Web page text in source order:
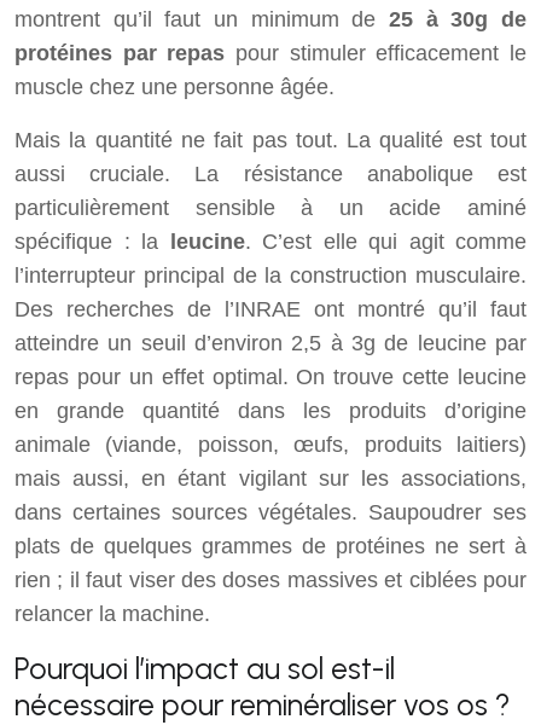
montrent qu’il faut un minimum de 25 à 30g de
protéines par repas pour stimuler efficacement le
muscle chez une personne âgée.
Mais la quantité ne fait pas tout. La qualité est tout
aussi cruciale. La résistance anabolique est
particulièrement sensible à un acide aminé
spécifique : la
leucine. C’est elle qui agit comme
l’interrupteur principal de la construction musculaire.
Des recherches de l’INRAE ont montré qu’il faut
atteindre un seuil d’environ 2,5 à 3g de leucine par
repas pour un effet optimal. On trouve cette leucine
en grande quantité dans les produits d’origine
animale (viande, poisson, œufs, produits laitiers)
mais aussi, en étant vigilant sur les associations,
dans certaines sources végétales. Saupoudrer ses
plats de quelques grammes de protéines ne sert à
rien ; il faut viser des doses massives et ciblées pour
relancer la machine.
Pourquoi l’impact au sol est-il
nécessaire pour reminéraliser vos os ?